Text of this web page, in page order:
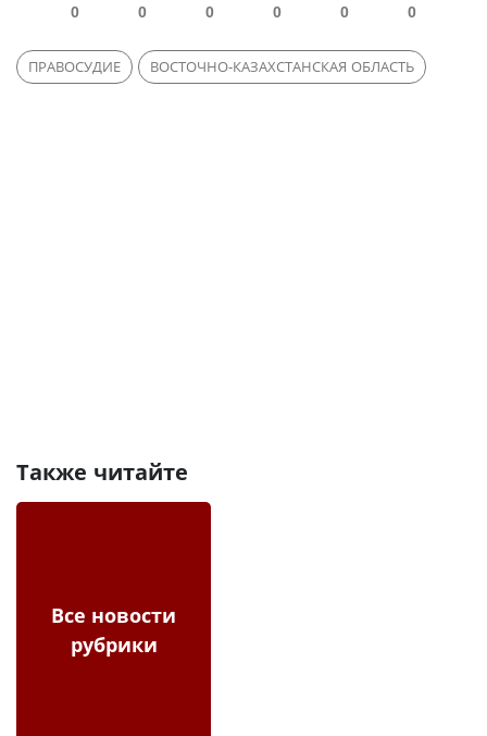
0 0 0 0 0 0
ПРАВОСУДИЕ ВОСТОЧНО-КАЗАХСТАНСКАЯ ОБЛАСТЬ
Также читайте
Все новости
рубрики